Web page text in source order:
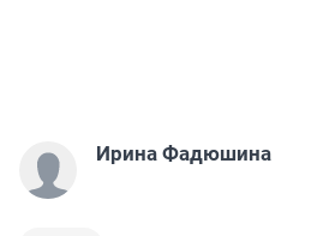
Ирина Фадюшина